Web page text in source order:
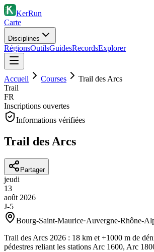
KerRun
Carte
Disciplines
RégionsOutilsGuidesRecordsExplorer
Accueil Courses
Trail des Arcs
Trail
FR
Inscriptions ouvertes
Informations vérifiées
Trail des Arcs
Partager
jeudi
13
août 2026
J-5
Bourg-Saint-Maurice·Auvergne-Rhône-
Trail des Arcs 2026 : 18 km et +1000 m de
pédestres reliant les stations Arc 1600, Arc